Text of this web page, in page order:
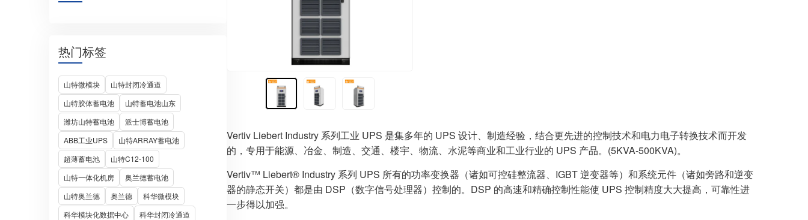
热门标签
山特微模块
山特封闭冷通道
山特胶体蓄电池
山特蓄电池山东
潍坊山特蓄电池
派士博蓄电池
ABB工业UPS
山特ARRAY蓄电池
超薄蓄电池
山特C12-100
山特一体化机房
奥兰德蓄电池
山特奥兰德
奥兰德
科华微模块
科华模块化数据中心
科华封闭冷通道
Vertiv Liebert Industry 系列工业 UPS 是集多年的 UPS 设计、制造经验，结合更先进的控制技术和电力电子转换技术而开发
的，专用于能源、冶金、制造、交通、楼宇、物流、水泥等商业和工业行业的 UPS 产品。(5KVA-500KVA)。
Vertiv™ Liebert® Industry 系列 UPS 所有的功率变换器（诸如可控硅整流器、IGBT 逆变器等）和系统元件（诸如旁路和逆变
器的静态开关）都是由 DSP（数字信号处理器）控制的。DSP 的高速和精确控制性能使 UPS 控制精度大大提高，可靠性进
一步得以加强。